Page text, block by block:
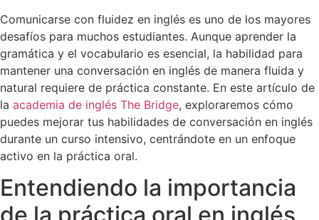
Comunicarse con fluidez en inglés es uno de los mayores
desafíos para muchos estudiantes. Aunque aprender la
gramática y el vocabulario es esencial, la habilidad para
mantener una conversación en inglés de manera fluida y
natural requiere de práctica constante. En este artículo de
la academia de inglés The Bridge, exploraremos cómo
puedes mejorar tus habilidades de conversación en inglés
durante un curso intensivo, centrándote en un enfoque
activo en la práctica oral.
Entendiendo la importancia